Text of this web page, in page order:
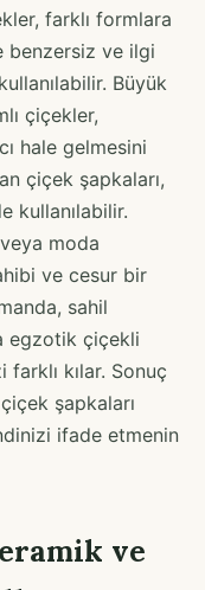
farklı formlara
benzersiz ve ilgi
Büyük
çiçekler,
hale gelmesini
çiçek şapkaları,
kullanılabilir.
moda
ve cesur bir
sahil
egzotik çiçekli
farklı kılar. Sonuç
şapkaları
ifade etmenin
ve